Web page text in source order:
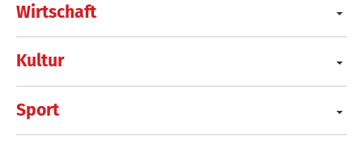
Wirtschaft
Kultur
Sport